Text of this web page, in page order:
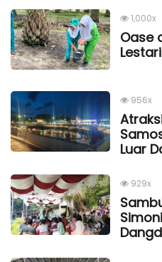
1,000x
Oase
Lestari
956x
Luar
929x